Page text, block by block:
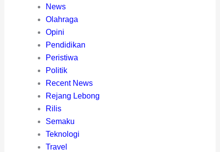
News
Olahraga
Opini
Pendidikan
Peristiwa
Politik
Recent News
Rejang Lebong
Rilis
Semaku
Teknologi
Travel